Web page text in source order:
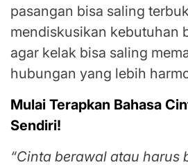
pasangan bisa saling
mendiskusikan kebutuhan
agar kelak bisa saling
hubungan yang lebih
Mulai Terapkan Bahasa
Sendiri!
“Cinta berawal atau harus